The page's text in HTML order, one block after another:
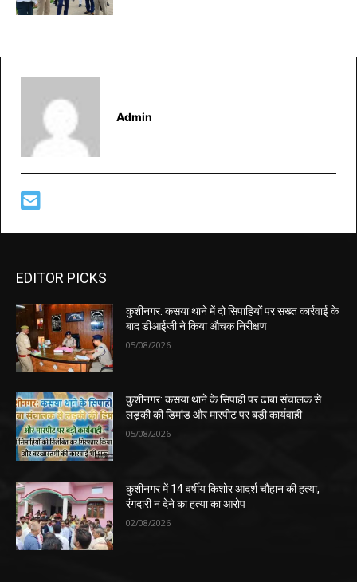
Admin
EDITOR PICKS
कुशीनगर: कसया थाने में दो सिपाहियों पर सख्त कार्रवाई के
बाद डीआईजी ने किया औचक निरीक्षण
05/08/2026
कुशीनगर: कसया थाने के सिपाही पर ढाबा संचालक से
लड़की की डिमांड और मारपीट पर बड़ी कार्यवाही
05/08/2026
कुशीनगर में 14 वर्षीय किशोर आदर्श चौहान की हत्या,
रंगदारी न देने का हत्या का आरोप
02/08/2026